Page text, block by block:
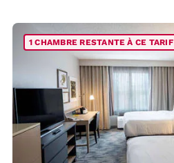
1 CHAMBRE RESTANTE À CE TARIF